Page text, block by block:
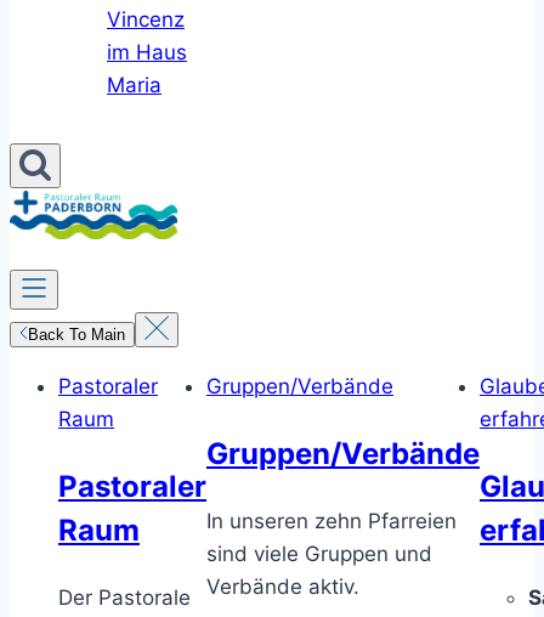
Vincenz
im Haus
Maria
Back To Main
Pastoraler
Raum
Pastoraler
Raum
Der Pastorale
Gruppen/Verbände
Gruppen/Verbände
In unseren zehn Pfarreien
sind viele Gruppen und
Verbände aktiv.